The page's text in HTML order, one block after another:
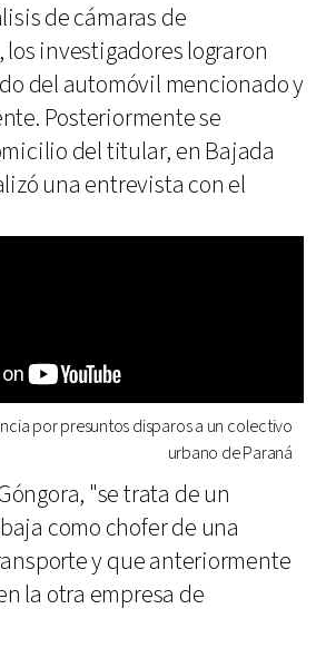
de cámaras de
investigadores lograron
del automóvil mencionado y
Posteriormente se
del titular, en Bajada
una entrevista con el
por presuntos disparos a un colectivo
urbano de Paraná
"se trata de un
como chofer de una
y que anteriormente
la otra empresa de